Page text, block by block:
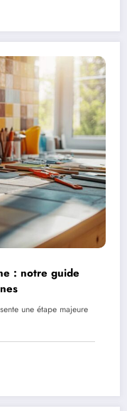
: notre guide
une étape majeure